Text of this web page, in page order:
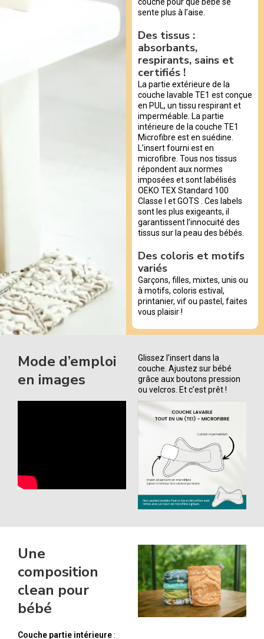
sente plus à l’aise.
Des tissus :
absorbants,
respirants, sains et
certifiés !
La partie extérieure de la
couche lavable TE1 est conçue
en PUL, un tissu respirant et
imperméable. La partie
intérieure de la couche TE1
Microfibre est en suédine.
L’insert fourni est en
microfibre. Tous nos tissus
répondent aux normes
imposées et sont labélisés
OEKO TEX Standard 100
Classe I et GOTS . Ces labels
sont les plus exigeants, il
garantissent l’innocuité des
tissus sur la peau des bébés.
Des coloris et motifs
variés
Garçons, filles, mixtes, unis ou
à motifs, coloris estival,
printanier, vif ou pastel, faites
vous plaisir !
Mode d’emploi
en images
Glissez l’insert dans la
couche. Ajustez sur bébé
grâce aux boutons pression
ou velcros. Et c’est prêt !
Une
composition
clean pour
bébé
Couche partie intérieure: